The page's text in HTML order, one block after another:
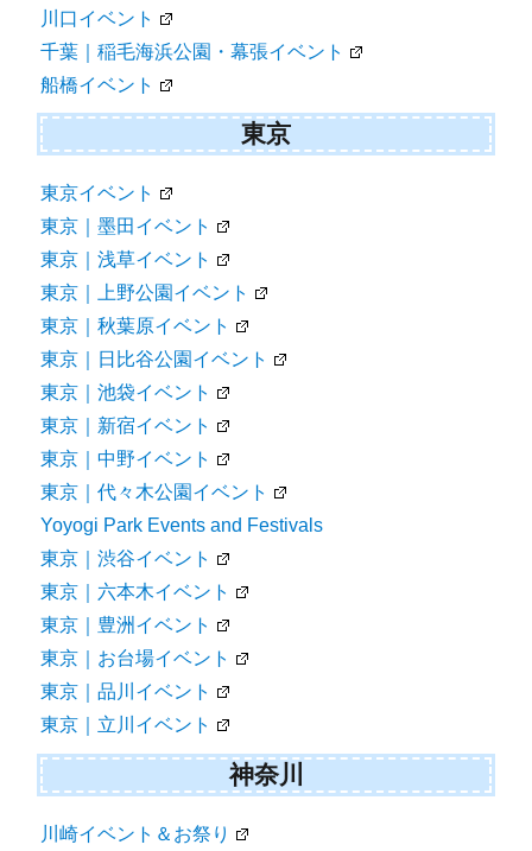
川口イベント
千葉｜稲毛海浜公園・幕張イベント
船橋イベント
東京
東京イベント
東京｜墨田イベント
東京｜浅草イベント
東京｜上野公園イベント
東京｜秋葉原イベント
東京｜日比谷公園イベント
東京｜池袋イベント
東京｜新宿イベント
東京｜中野イベント
東京｜代々木公園イベント
Yoyogi Park Events and Festivals
東京｜渋谷イベント
東京｜六本木イベント
東京｜豊洲イベント
東京｜お台場イベント
東京｜品川イベント
東京｜立川イベント
神奈川
川崎イベント＆お祭り